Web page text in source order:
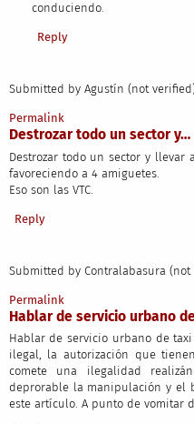
conduciendo.
Reply
Submitted by Agustín (not
Permalink
Destrozar todo un sector y…
Destrozar todo un sector y llevar
favoreciendo a 4 amiguetes.
Eso son las VTC.
Reply
Submitted by Contralabasura (not
Permalink
Hablar de servicio urbano
Hablar de servicio urbano de
ilegal, la autorización que
comete una ilegalidad
deprorable la manipulación y el
este artículo. A punto de vomitar